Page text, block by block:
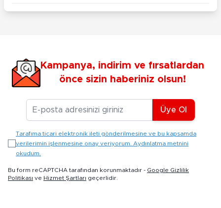
Kampanya, indirim ve fırsatlardan
önce sizin haberiniz olsun!
E-posta Adresiniz
Üye Ol
Tarafıma ticari elektronik ileti gönderilmesine ve bu kapsamda
verilerimin işlenmesine onay veriyorum. Aydınlatma metnini
okudum.
Bu form reCAPTCHA tarafından korunmaktadır - Google Gizlilik
Politikası ve Hizmet Şartları geçerlidir.